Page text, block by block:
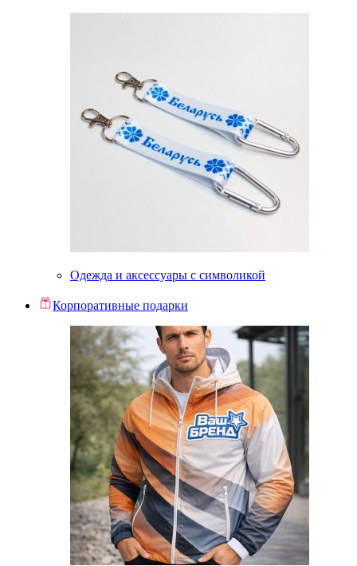
Одежда и аксессуары с символикой
Корпоративные подарки